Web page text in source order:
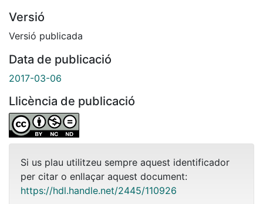
Versió
Versió publicada
Data de publicació
2017-03-06
Llicència de publicació
Si us plau utilitzeu sempre aquest identificador
per citar o enllaçar aquest document:
https://hdl.handle.net/2445/110926